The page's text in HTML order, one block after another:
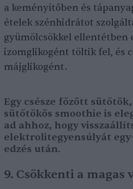
a keményítőben és
ételek szénhidrátot
gyümölcsökkel ellentétben
izomglikogént töltik fel, és
májglikogént.
Egy csésze főzött
sütőtökös smoothie is
ad ahhoz, hogy
elektrolitegyensúlyát
edzés után.
9. Csökkenti a magas